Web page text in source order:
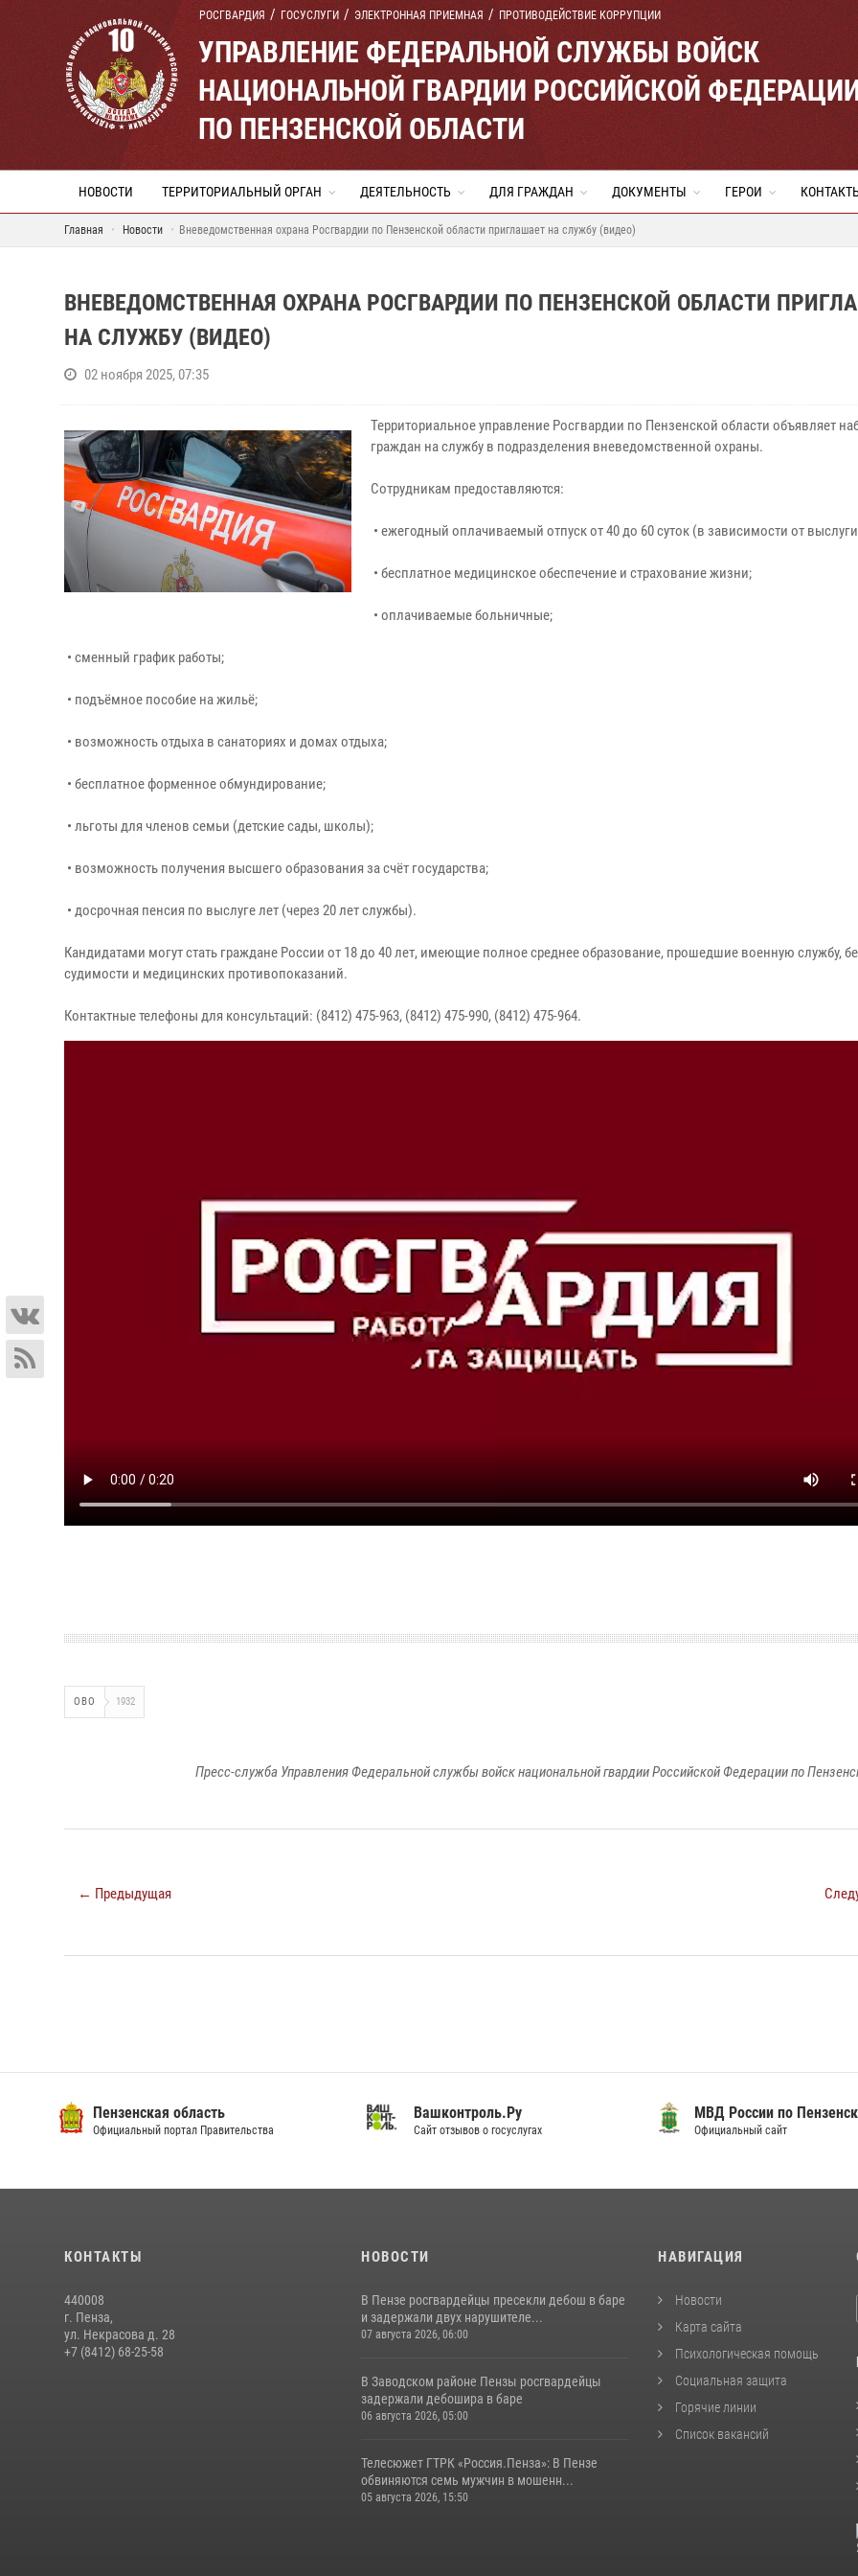
РОСГВАРДИЯ ГОСУСЛУГИ ЭЛЕКТРОННАЯ ПРИЕМНАЯ ПРОТИВОДЕЙСТВИЕ КОРРУПЦИИ
УПРАВЛЕНИЕ ФЕДЕРАЛЬНОЙ СЛУЖБЫ ВОЙСК
НАЦИОНАЛЬНОЙ ГВАРДИИ РОССИЙСКОЙ
ПО ПЕНЗЕНСКОЙ ОБЛАСТИ
НОВОСТИ ТЕРРИТОРИАЛЬНЫЙ ОРГАН ДЕЯТЕЛЬНОСТЬ ДЛЯ ГРАЖДАН ДОКУМЕНТЫ ГЕРОИ
Главная Новости Вневедомственная охрана Росгвардии по Пензенской области приглашает на службу (видео)
ВНЕВЕДОМСТВЕННАЯ ОХРАНА РОСГВАРДИИ ПО ПЕНЗЕНСКОЙ ОБЛАСТИ
НА СЛУЖБУ (ВИДЕО)
02 ноября 2025, 07:35
Территориальное управление Росгвардии по Пензенской области объявляет
граждан на службу в подразделения вневедомственной охраны.
Сотрудникам предоставляются:
• ежегодный оплачиваемый отпуск от 40 до 60 суток (в зависимости от
• бесплатное медицинское обеспечение и страхование жизни;
• оплачиваемые больничные;
• сменный график работы;
• подъёмное пособие на жильё;
• возможность отдыха в санаториях и домах отдыха;
• бесплатное форменное обмундирование;
• льготы для членов семьи (детские сады, школы);
• возможность получения высшего образования за счёт государства;
• досрочная пенсия по выслуге лет (через 20 лет службы).
Кандидатами могут стать граждане России от 18 до 40 лет, имеющие полное среднее образование, прошедшие военную службу,
судимости и медицинских противопоказаний.
Контактные телефоны для консультаций: (8412) 475-963, (8412) 475-990, (8412) 475-964.
ОВО 1932
Пресс-служба Управления Федеральной службы войск национальной гвардии Российской Федерации по
← Предыдущая
Пензенская область
Официальный портал Правительства
Вашконтроль.Ру
Сайт отзывов о госуслугах
МВД России по
Официальный сайт
КОНТАКТЫ
440008
г. Пенза,
ул. Некрасова д. 28
+7 (8412) 68-25-58
НОВОСТИ
В Пензе росгвардейцы пресекли дебош в баре
и задержали двух нарушителе...
07 августа 2026, 06:00
В Заводском районе Пензы росгвардейцы
задержали дебошира в баре
06 августа 2026, 05:00
Телесюжет ГТРК «Россия.Пенза»: В Пензе
обвиняются семь мужчин в мошенн...
05 августа 2026, 15:50
НАВИГАЦИЯ
Новости
Карта сайта
Психологическая помощь
Социальная защита
Горячие линии
Список вакансий